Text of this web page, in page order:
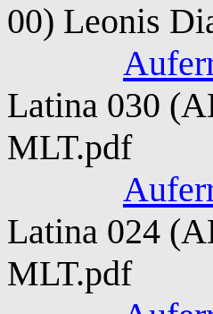
00) Leonis
Latina 030
MLT.pdf
Latina 024
MLT.pdf